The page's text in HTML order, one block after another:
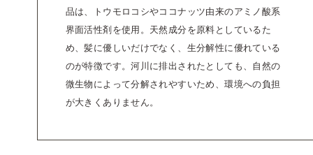
品は、トウモロコシやココナッツ由来のアミノ酸系
界面活性剤を使用。天然成分を原料としているた
め、髪に優しいだけでなく、生分解性に優れている
のが特徴です。河川に排出されたとしても、自然の
微生物によって分解されやすいため、環境への負担
が大きくありません。